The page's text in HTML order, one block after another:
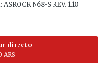
N68-S REV. 1.10
directo
ARS